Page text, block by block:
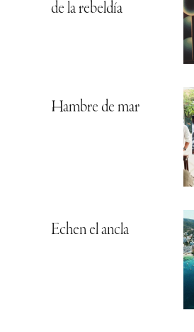
de la rebeldía
Hambre de mar
Echen el ancla